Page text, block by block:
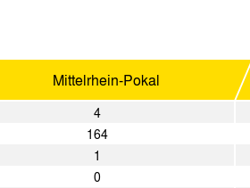
Mittelrhein-Pokal
4
164
1
0